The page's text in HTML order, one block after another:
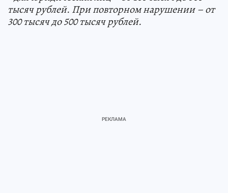
тысяч рублей. При повторном нарушении – от
300 тысяч до 500 тысяч рублей.